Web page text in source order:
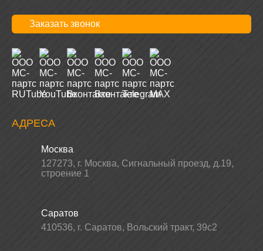
Заказать звонок
АДРЕСА
Москва
127273, г. Москва, Сигнальный проезд, д.19,
строение 1
Саратов
410536, г. Саратов, Вольский тракт, 39с2